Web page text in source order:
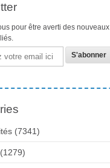
pour être averti des nouveaux
(7341)
(1279)